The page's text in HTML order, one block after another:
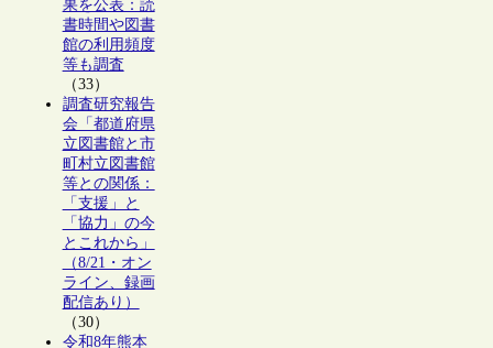
果を公表：読
書時間や図書
館の利用頻度
等も調査
（33）
調査研究報告
会「都道府県
立図書館と市
町村立図書館
等との関係：
「支援」と
「協力」の今
とこれから」
（8/21・オン
ライン、録画
配信あり）
（30）
令和8年熊本